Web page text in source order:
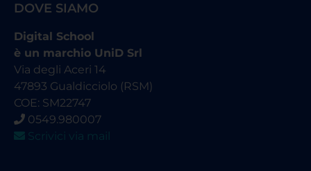
DOVE SIAMO
Digital School
è un marchio UniD Srl
Via degli Aceri 14
47893 Gualdicciolo (RSM)
COE: SM22747
0549.980007
Scrivici via mail